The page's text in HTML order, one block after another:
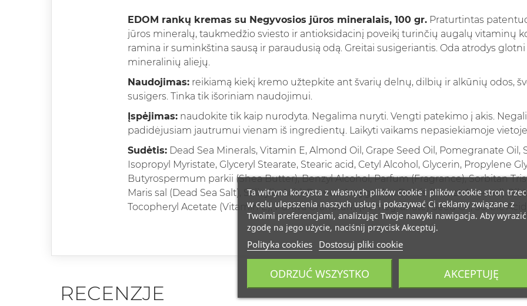
EDOM rankų kremas su Negyvosios jūros mineralais, 100 gr. Praturtintas
jūros mineralų, taukmedžio sviesto ir antioksidacinį poveikį turinčių augalų vitaminų
ramina ir suminkština sausą ir paraudusią odą. Greitai susigeriantis. Oda atrodys glotni
mineralinių aliejų.
Naudojimas: reikiamą kiekį kremo užtepkite ant švarių delnų, dilbių ir alkūnių odos,
susigers. Tinka tik išoriniam naudojimui.
Įspėjimas: naudokite tik kaip nurodyta. Negalima nuryti. Vengti patekimo į akis.
padidėjusiam jautrumui vienam iš ingredientų. Laikyti vaikams nepasiekiamoje
Sudėtis: Dead Sea Minerals, Vitamin E, Almond Oil, Grape Seed Oil, Pomegranate Oil,
Isopropyl Myristate, Glyceryl Stearate, Stearic acid, Cetyl Alcohol, Glycerin, Propylene
Butyrospermum parkii (Shea Butter), Benzyl Alcohol, Parfum (Fragrance), Sorbitan
Maris sal (Dead Sea Salt), Salicylic Acid, Prunus Amygdalus Dulcis (Sweet Almond) Oil,
Tocopheryl Acetate (Vitamin E), Puniva Granatum (Pomegranate) Seed Oil, Sorbic Acid.
RECENZJE
Ta witryna korzysta z własnych plików cookie i plików cookie stron
w celu ulepszenia naszych usług i pokazywać Ci reklamy związane z
Twoimi preferencjami, analizując Twoje nawyki nawigacja. Aby wyrazić
zgodę na jego użycie, naciśnij przycisk Akceptuj.
Polityka cookies Dostosuj pliki cookie
ODRZUĆ WSZYSTKO AKCEPTUJĘ